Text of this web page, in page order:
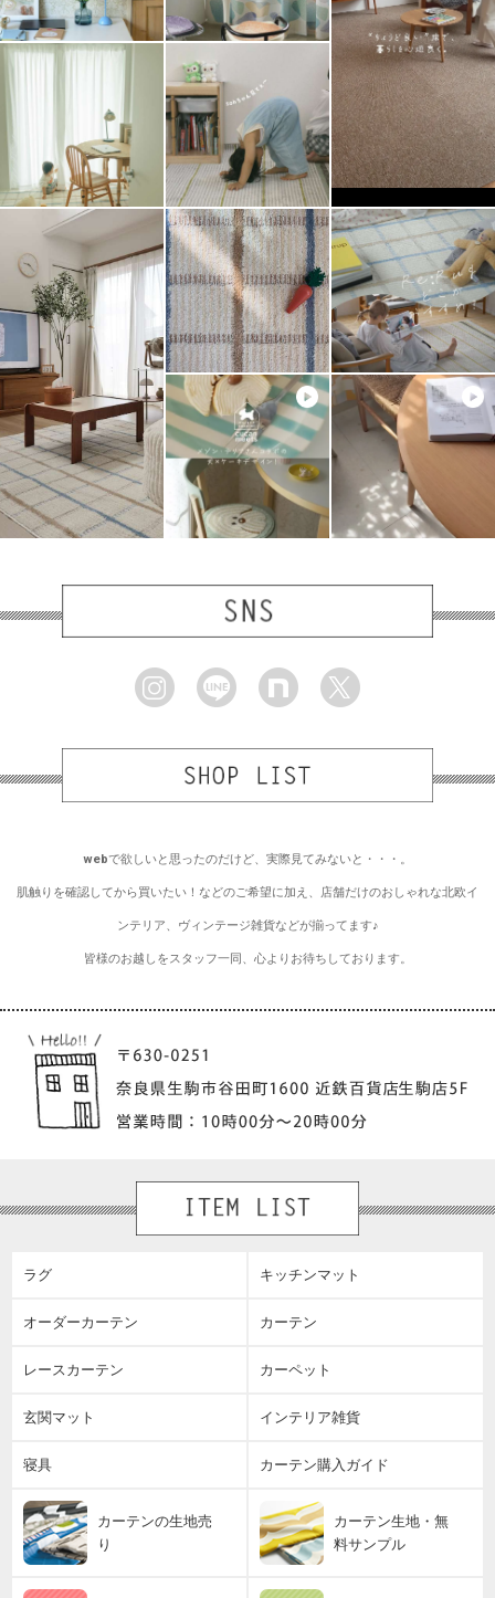
webで欲しいと思ったのだけど、実際見てみないと・・・。
肌触りを確認してから買いたい！などのご希望に加え、店舗だけのおしゃれな北欧イ
ンテリア、ヴィンテージ雑貨などが揃ってます♪
皆様のお越しをスタッフ一同、心よりお待ちしております。
ラグ キッチンマット
オーダーカーテン カーテン
レースカーテン カーペット
玄関マット インテリア雑貨
寝具 カーテン購入ガイド
カーテンの生地売
り
カーテン生地・無
料サンプル